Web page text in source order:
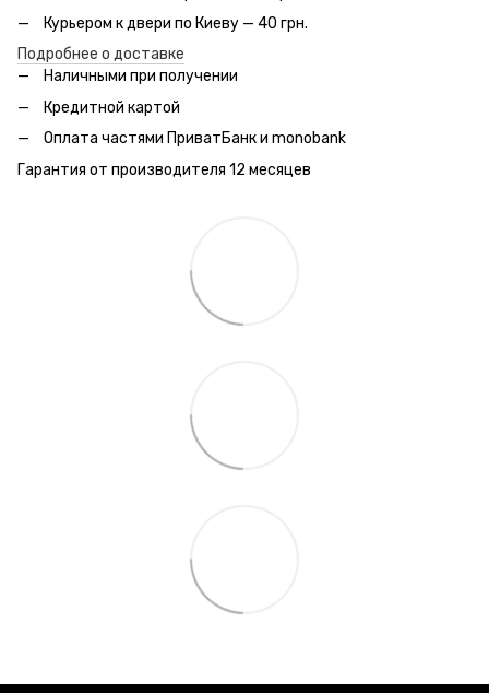
Курьером к двери по Киеву — 40 грн.
Подробнее о доставке
Наличными при получении
Кредитной картой
Оплата частями ПриватБанк и monobank
Гарантия от производителя 12 месяцев